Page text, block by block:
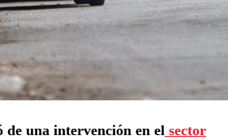
una intervención en el sector